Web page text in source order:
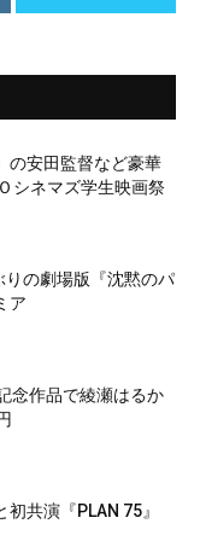
の安田監督など豪華
シネマズ学生映画祭
りの劇場版『沈黙のパ
ア
念作品で綾瀬はるか
共演『PLAN 75』